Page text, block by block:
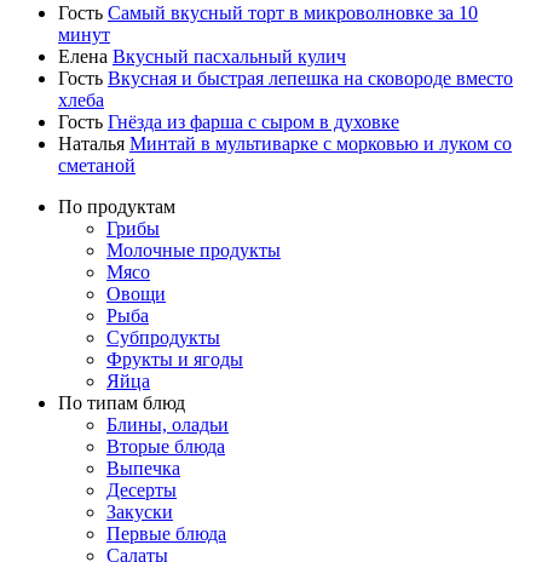
Гость Самый вкусный торт в микроволновке за 10
минут
Елена Вкусный пасхальный кулич
Гость Вкусная и быстрая лепешка на сковороде вместо
хлеба
Гость Гнёзда из фарша с сыром в духовке
Наталья Минтай в мультиварке с морковью и луком со
сметаной
По продуктам
Грибы
Молочные продукты
Мясо
Овощи
Рыба
Субпродукты
Фрукты и ягоды
Яйца
По типам блюд
Блины, оладьи
Вторые блюда
Выпечка
Десерты
Закуски
Первые блюда
Салаты